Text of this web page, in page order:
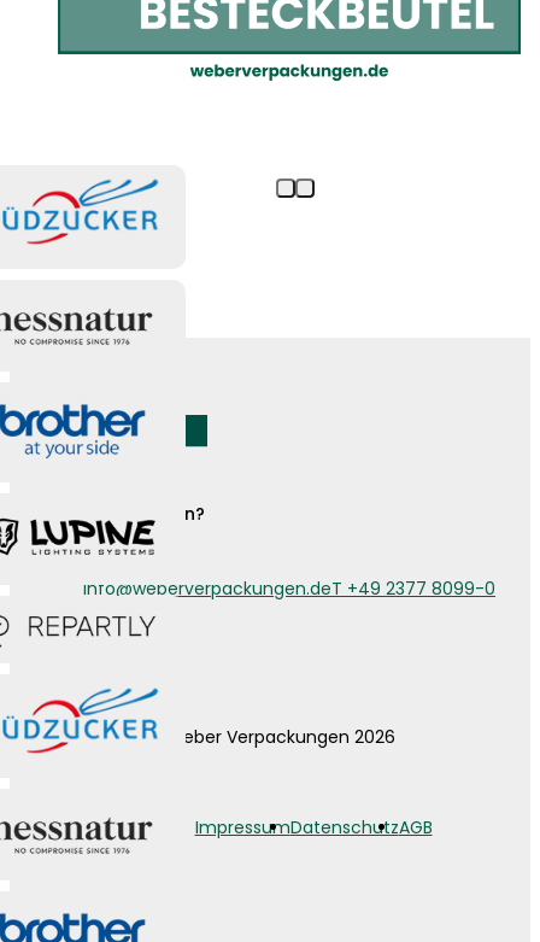
Noch Fragen?
info@weberverpackungen.deT +49 2377 8099-0
© Weber Verpackungen 2026
ImpressumDatenschutzAGB